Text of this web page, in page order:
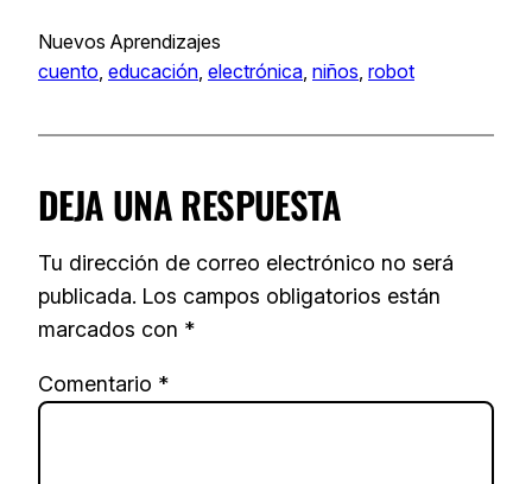
Nuevos Aprendizajes
cuento, educación, electrónica, niños, robot
DEJA UNA RESPUESTA
Tu dirección de correo electrónico no será
publicada. Los campos obligatorios están
marcados con *
Comentario *